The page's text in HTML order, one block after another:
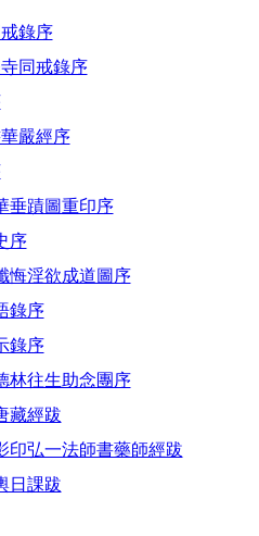
錄序
同戒錄序
嚴經序
垂蹟圖重印序
序
悔淫欲成道圖序
錄序
錄序
林往生助念團序
藏經跋
印弘一法師書藥師經跋
日課跋